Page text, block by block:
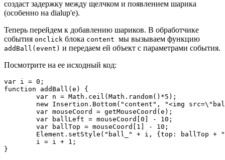
создаст задержку между щелчком и появлением шарика
(особенно на dialup'е).
Теперь перейдем к добавлению шариков. В обработчике
события onclick блока content мы вызываем функцию
addBall(event) и передаем ей объект с параметрами события.
Посмотрите на ее исходный код:
var i = 0;
function addBall(e) {
}